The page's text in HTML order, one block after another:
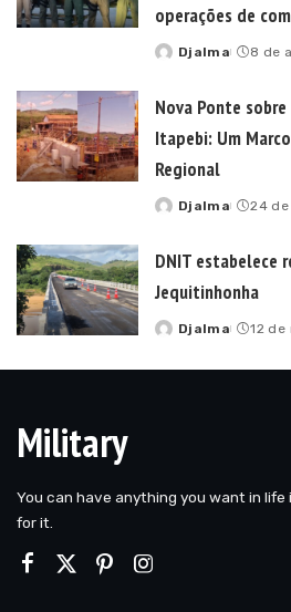
operações de
Posted
Djalma 8 de
Nova Ponte
Itapebi: Um
Regional
Posted
Djalma 24
DNIT estabelece
Jequitinhonha
Posted
Djalma 12 de
Military
You can have anything you want in life
for it.